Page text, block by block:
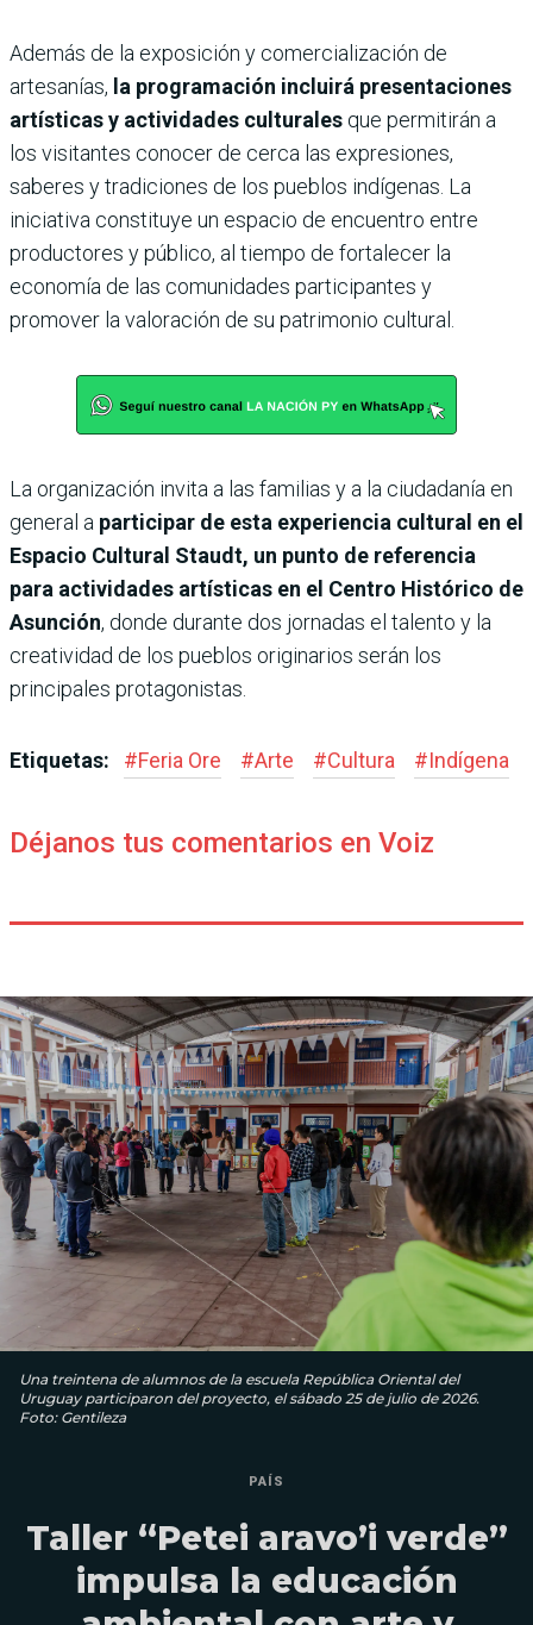
Además de la exposición y comercialización de
artesanías, la programación incluirá presentaciones
artísticas y actividades culturales que permitirán a
los visitantes conocer de cerca las expresiones,
saberes y tradiciones de los pueblos indígenas. La
iniciativa constituye un espacio de encuentro entre
productores y público, al tiempo de fortalecer la
economía de las comunidades participantes y
promover la valoración de su patrimonio cultural.
La organización invita a las familias y a la ciudadanía en
general a participar de esta experiencia cultural en el
Espacio Cultural Staudt, un punto de referencia
para actividades artísticas en el Centro Histórico de
Asunción, donde durante dos jornadas el talento y la
creatividad de los pueblos originarios serán los
principales protagonistas.
Etiquetas: #Feria Ore #Arte #Cultura #Indígena
Déjanos tus comentarios en Voiz
Una treintena de alumnos de la escuela República Oriental del
Uruguay participaron del proyecto, el sábado 25 de julio de 2026.
Foto: Gentileza
PAÍS
Taller “Petei aravo’i verde”
impulsa la educación